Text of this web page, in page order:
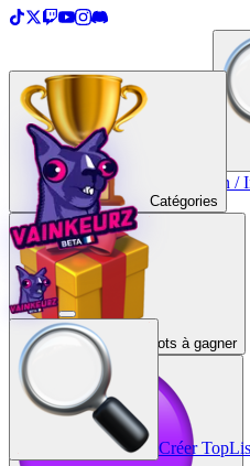
Créer une TopList Connexion /
Catégories
Lots à gagner
Créer